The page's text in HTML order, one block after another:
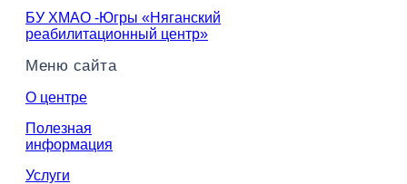
БУ ХМАО -Югры «Няганский
реабилитационный центр»
Меню сайта
О центре
Полезная
информация
Услуги